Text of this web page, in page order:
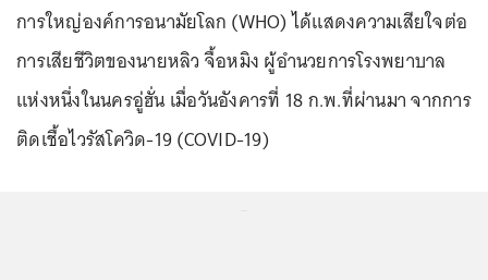
การใหญ่องค์การอนามัยโลก (WHO) ได้แสดงความเสียใจต่อ
การเสียชีวิตของนายหลิว จื้อหมิง ผู้อำนวยการโรงพยาบาล
แห่งหนึ่งในนครอู่ฮั่น เมื่อวันอังคารที่ 18 ก.พ.ที่ผ่านมา จากการ
ติดเชื้อไวรัสโควิด-19 (COVID-19)